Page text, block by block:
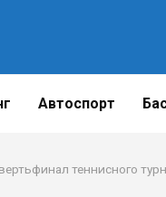
Автоспорт
теннисного